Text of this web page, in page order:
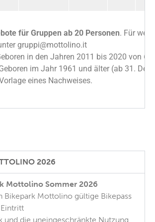
für Gruppen ab 20 Personen. Für
gruppi@mottolino.it
in den Jahren 2011 bis 2020 von 6
im Jahr 1961 und älter (ab 31.
eines Nachweises.
2026
Mottolino Sommer 2026
Bikepark Mottolino gültige Bikepass
und die uneingeschränkte Nutzung